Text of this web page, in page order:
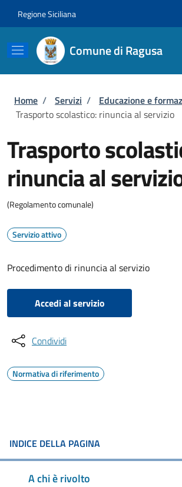
Regione Siciliana
Comune di Ragusa
Briciole di pane
Home / Servizi / Educazione e
Trasporto scolastico: rinuncia al servizio
Trasporto
rinuncia al
(Regolamento comunale)
Servizio attivo
Procedimento di rinuncia al servizio
Accedi al servizio
Condividi
Normativa di riferimento
INDICE DELLA PAGINA
A chi è rivolto